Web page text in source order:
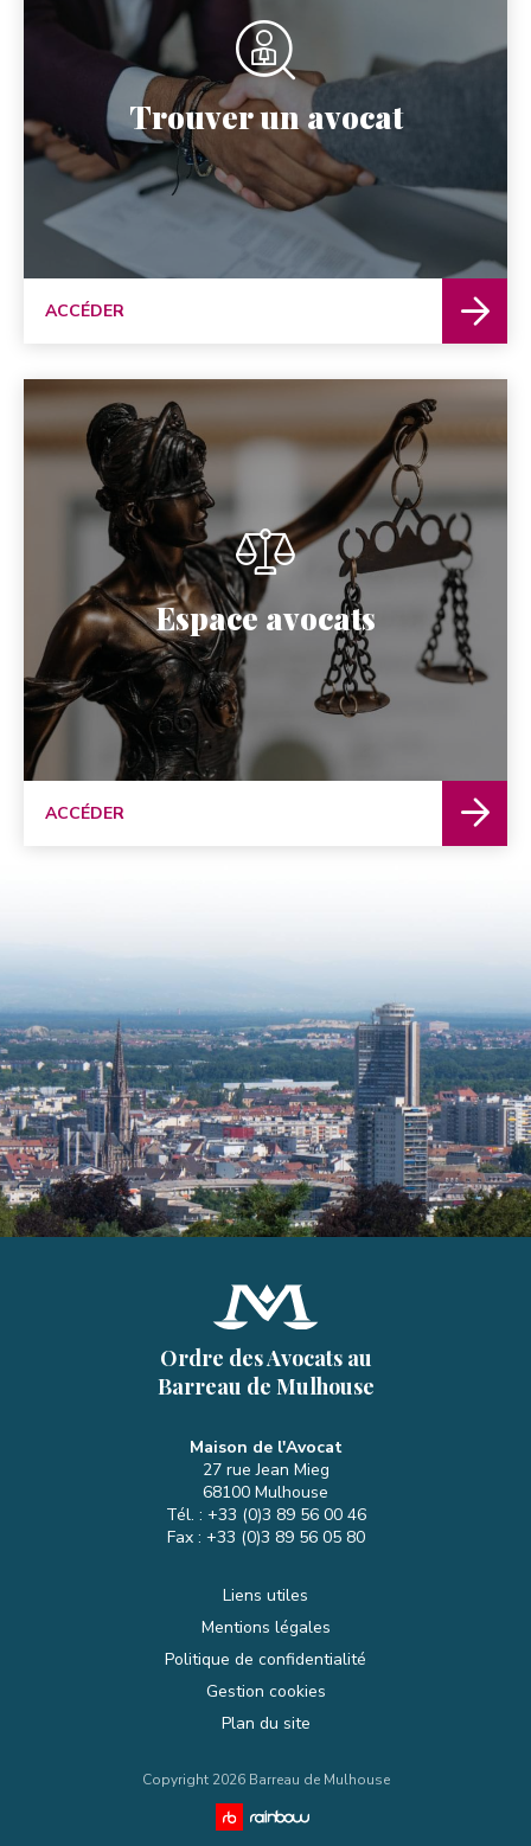
Trouver un avocat
ACCÉDER
Espace avocats
ACCÉDER
Ordre des Avocats au
Barreau de Mulhouse
Maison de l'Avocat
27 rue Jean Mieg
68100 Mulhouse
Tél. : +33 (0)3 89 56 00 46
Fax : +33 (0)3 89 56 05 80
Liens utiles
Mentions légales
Politique de confidentialité
Gestion cookies
Plan du site
Copyright 2026 Barreau de Mulhouse